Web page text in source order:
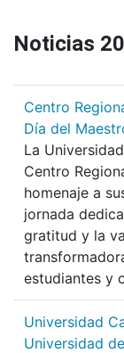
Noticias
Centro
Día del
La
Centro
homenaje a
jornada
gratitud y la
estudiantes y
Universidad
Universidad